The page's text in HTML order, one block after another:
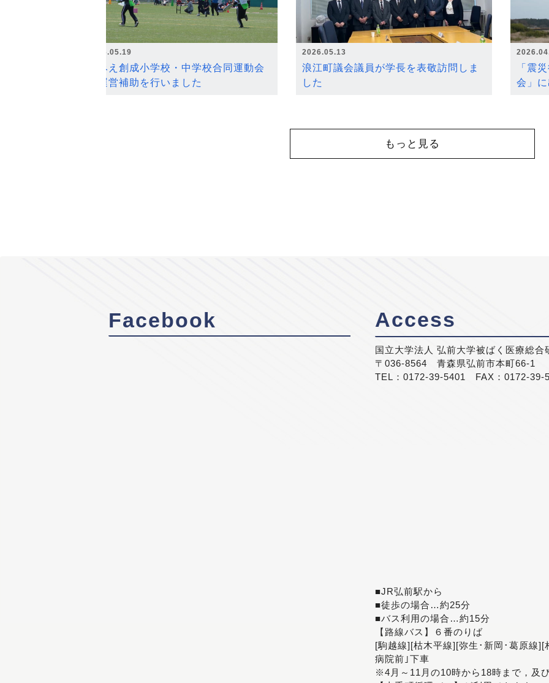
2026.05.19
なみえ創成小学校・中学校合同運動会
の運営補助を行いました
2026.05.13
浪江町議会議員が学長を表敬訪問しま
した
「震
会」
もっと見る
Facebook Access
国立大学法人 弘前大学被ばく医療総合
〒036-8564 青森県弘前市本町66-1
TEL：0172-39-5401 FAX：0172-39-
■JR弘前駅から
■徒歩の場合…約25分
■バス利用の場合…約15分
【路線バス】６番のりば
[駒越線][枯木平線][弥生･新岡･葛原線
病院前｣下車
※4月～11月の10時から18時まで，及